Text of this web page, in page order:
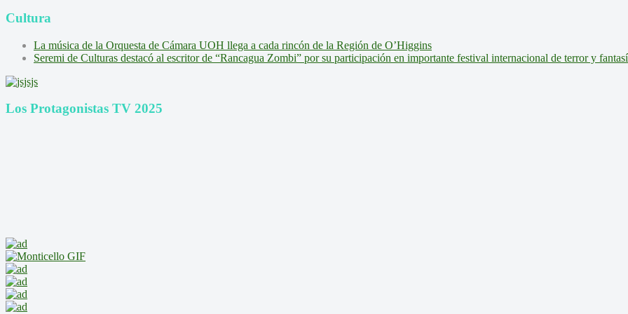
Cultura
La música de la Orquesta de Cámara UOH llega a cada rincón de la Región de O’Higgins
Seremi de Culturas destacó al escritor de “Rancagua Zombi” por su participación en importante festival internacional de terror y
Los Protagonistas TV 2025